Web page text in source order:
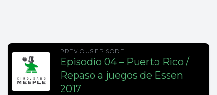
PREVIOUS EPISODE
Episodio 04 – Puerto Rico /
Repaso a juegos de Essen
2017